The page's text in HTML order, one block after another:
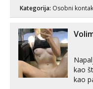
Kategorija: Osobni
kao
kao